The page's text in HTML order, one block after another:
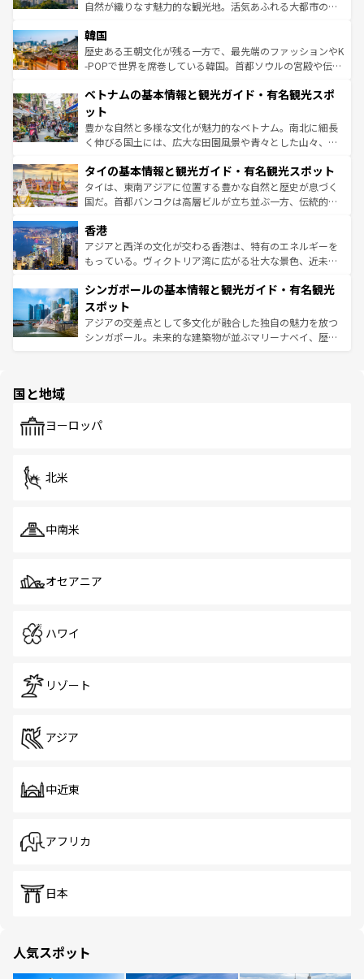
はコンテンツ一覧
ど、見どころがたくさん。また、カフェやワイン、オージ
いる。アクティビティも充実しており、サーフィンやダイ
ビング、ハイキングなど、アウトドア好きにはたまらな
い。オーストラリアの多彩な魅力を存分に味わいつくそ
参照してほしい。
自然が織りなす魅力的な観光地。活気あふれる大都市の台
ン）、静ひつな山岳地帯である台湾東部など、都市の喧騒
と山間の静けさが共存しており、訪れる人に新しい発見と
驚きをもたらしてくれる。また、奥深い台湾の食文化も魅
容にもいいと評判のスイーツなど、バラエティ豊かな料理
照してほしい。
韓国
歴史ある王朝文化が残る一方で、最先端のファッションやK
-POPで世界を席巻している韓国。首都ソウルの宮殿や伝統
き、地方に足を延ばせば四季折々の自然美を楽しむことが
できる。そして、キムチや焼肉、絶品のストリートフード
まで、さまざまな韓国料理が待っている。夜には、韓国な
らではのナイトライフも堪能できる。あたたかいホスピタ
わってみてほしい。 なお、新着の韓国情報はコンテンツ一
覧 を参照してほしい。
ベトナムの基本情報と観光ガイド・有名観光スポ
ット
豊かな自然と多様な文化が魅力的なベトナム。南北に細長
く伸びる国土には、広大な田園風景や青々とした山々、世
急速な発展と共に伝統が息づく。ハノイの古い町並みやホ
ーチミン市のフランス統治時代の建物も、独特の雰囲気を
醸し出している。また、バラエティの豊かさとおいしさで
とつ。フォーやバインミー、ベトナムコーヒーなどは、ぜ
ひ現地で味わいたい。どの地域を訪れてもあたたかい人々
が旅行者を迎えてくれるので、きっと忘れられない旅にな
参照してほしい。
タイの基本情報と観光ガイド・有名観光スポット
タイは、東南アジアに位置する豊かな自然と歴史が息づく
国だ。首都バンコクは高層ビルが立ち並ぶ一方、伝統的な
の活気が交差している。北部ではチェンマイなどの山岳地
帯で自然と触れ合い、南部ではプーケットやクラビの美し
いビーチでリゾート気分を楽しむことができる。タイ料理
激する。気候は一年中温暖で、どの季節にも異なる楽しみ
が待っている。親しみやすいタイの人々、仏教を中心とし
た文化、そして多様な観光資源が、訪れる旅人を魅了し続
ける。 なお、新着のタイ情報はコンテンツ一覧を参照して
香港
アジアと西洋の文化が交わる香港は、特有のエネルギーを
もっている。ヴィクトリア湾に広がる壮大な景色、近未来
み、どこを訪れても感動するはず。観光スポットが密集し
ており、効率よく見どころを回れるのも魅力。息をのむよ
うな絶景から文化的な体験まで、香港を存分に楽しみ尽く
そう。 なお、新着の香港情報はコンテンツ一覧を参照して
シンガポールの基本情報と観光ガイド・有名観光
スポット
アジアの交差点として多文化が融合した独自の魅力を放つ
シンガポール。未来的な建築物が並ぶマリーナベイ、歴史
で、ホーカーズは地元の風情を楽しめる外せないスポット
国と地域
ヨーロッパ
北米
中南米
オセアニア
ハワイ
リゾート
アジア
中近東
アフリカ
日本
人気スポット